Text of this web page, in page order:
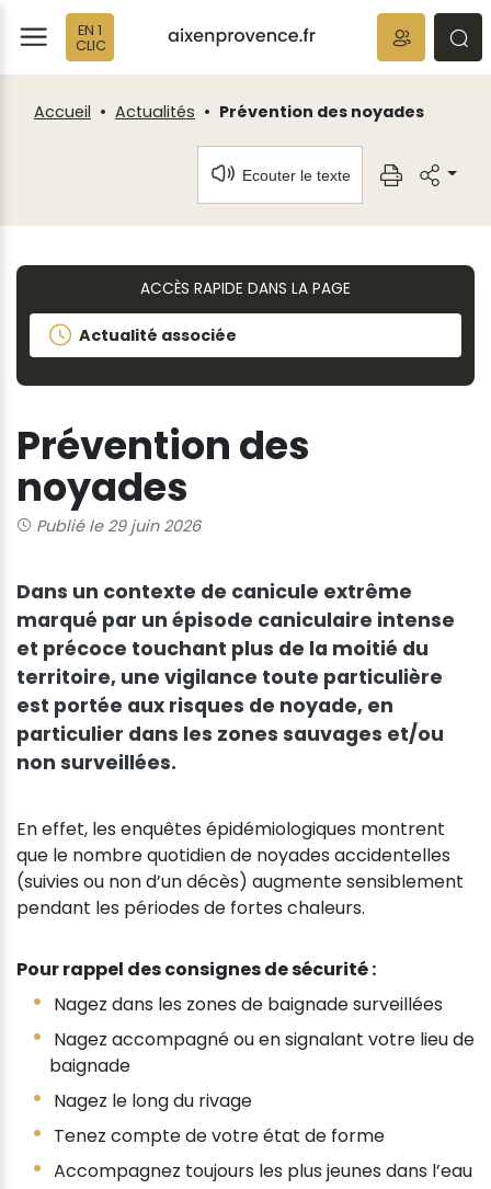
EN 1
CLIC
Accueil Actualités Prévention des noyades
Ecouter le texte
ACCÈS RAPIDE DANS LA PAGE
Actualité associée
Prévention des
noyades
Publié le 29 juin 2026
Dans un contexte de canicule extrême
marqué par un épisode caniculaire intense
et précoce touchant plus de la moitié du
territoire, une vigilance toute particulière
est portée aux risques de noyade, en
particulier dans les zones sauvages et/ou
non surveillées.
En effet, les enquêtes épidémiologiques montrent
que le nombre quotidien de noyades accidentelles
(suivies ou non d’un décès) augmente sensiblement
pendant les périodes de fortes chaleurs.
Pour rappel des consignes de sécurité :
Nagez dans les zones de baignade surveillées
Nagez accompagné ou en signalant votre lieu de
baignade
Nagez le long du rivage
Tenez compte de votre état de forme
Accompagnez toujours les plus jeunes dans l’eau
Fenêtre
de
chat
Panneau de gestion des cookies